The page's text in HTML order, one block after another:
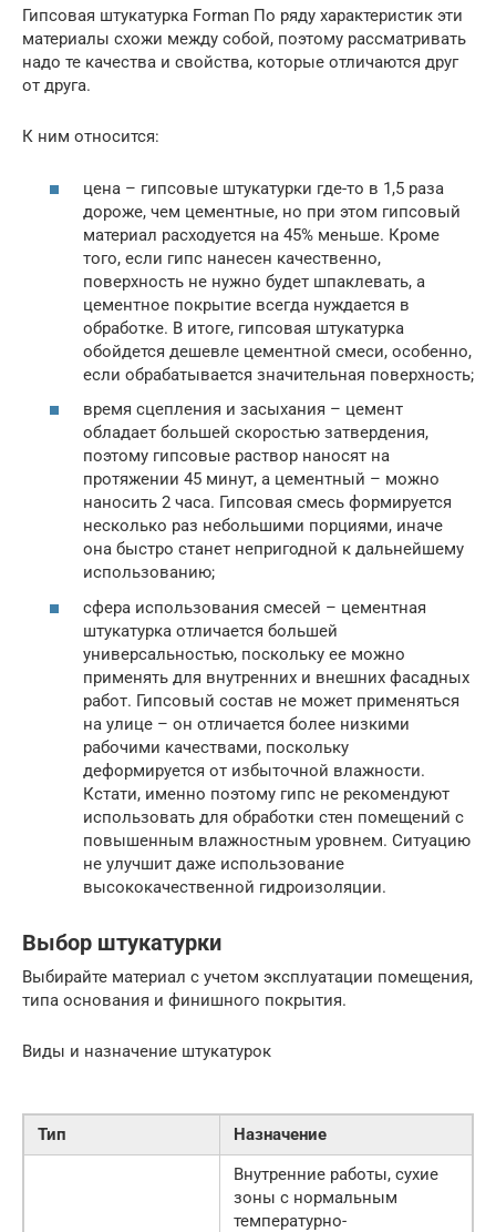
Гипсовая штукатурка Forman По ряду характеристик эти
материалы схожи между собой, поэтому рассматривать
надо те качества и свойства, которые отличаются друг
от друга.
К ним относится:
цена – гипсовые штукатурки где-то в 1,5 раза
дороже, чем цементные, но при этом гипсовый
материал расходуется на 45% меньше. Кроме
того, если гипс нанесен качественно,
поверхность не нужно будет шпаклевать, а
цементное покрытие всегда нуждается в
обработке. В итоге, гипсовая штукатурка
обойдется дешевле цементной смеси, особенно,
если обрабатывается значительная поверхность;
время сцепления и засыхания – цемент
обладает большей скоростью затвердения,
поэтому гипсовые раствор наносят на
протяжении 45 минут, а цементный – можно
наносить 2 часа. Гипсовая смесь формируется
несколько раз небольшими порциями, иначе
она быстро станет непригодной к дальнейшему
использованию;
сфера использования смесей – цементная
штукатурка отличается большей
универсальностью, поскольку ее можно
применять для внутренних и внешних фасадных
работ. Гипсовый состав не может применяться
на улице – он отличается более низкими
рабочими качествами, поскольку
деформируется от избыточной влажности.
Кстати, именно поэтому гипс не рекомендуют
использовать для обработки стен помещений с
повышенным влажностным уровнем. Ситуацию
не улучшит даже использование
высококачественной гидроизоляции.
Выбор штукатурки
Выбирайте материал с учетом эксплуатации помещения,
типа основания и финишного покрытия.
Виды и назначение штукатурок
Тип Назначение
Внутренние работы, сухие
зоны с нормальным
температурно-